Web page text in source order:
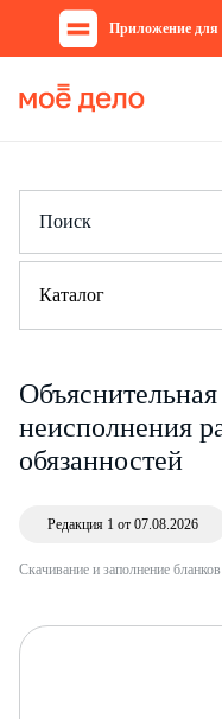
Приложение для
Каталог
неисполнения
обязанностей
Редакция 1 от 07.08.2026
Скачивание и заполнение